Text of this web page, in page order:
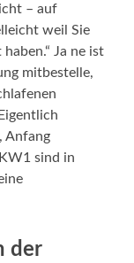
– auf
weil Sie
Ja ne ist
mitbestelle,
Anfang
sind in
der